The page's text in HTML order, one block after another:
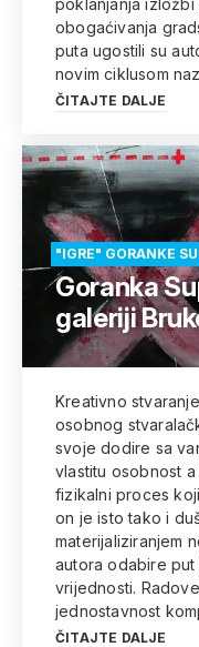
poklanjanja izložbi
obogaćivanja
puta ugostili su
novim ciklusom
ČITAJTE DALJE
"IGRE" GORANKE
Goranka
galeriji
Kreativno
osobnog
svoje dodire sa
vlastitu osobnost
fizikalni proces
on je isto tako i
materijaliziranjem
autora odabire put
vrijednosti.
jednostavnost
ČITAJTE DALJE